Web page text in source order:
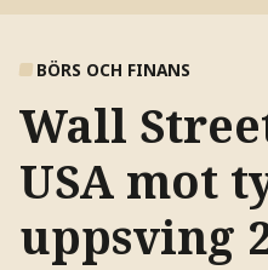
BÖRS OCH FINANS
Wall
USA mot
uppsving